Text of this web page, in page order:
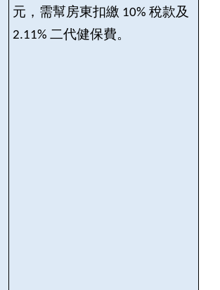
元，需幫房東扣繳 10% 稅款及
2.11% 二代健保費。